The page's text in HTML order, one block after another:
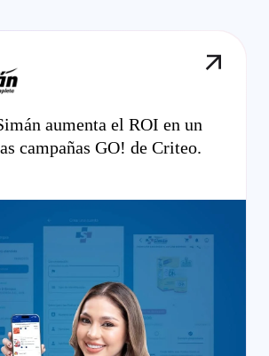
aumenta el ROI en un
campañas GO! de Criteo.